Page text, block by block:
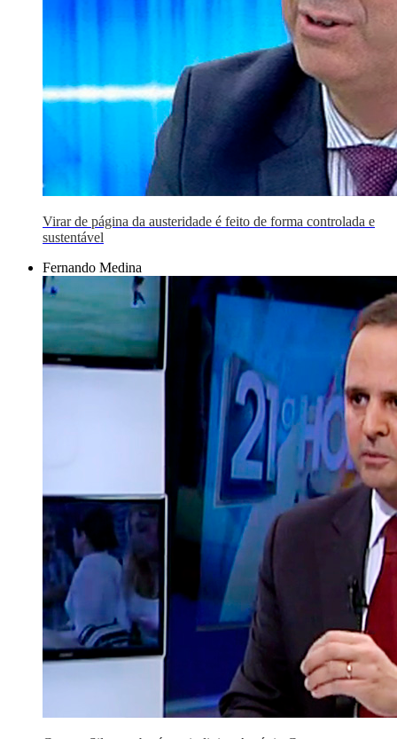
Virar de página da austeridade é feito de forma controlada e
sustentável
Fernando Medina